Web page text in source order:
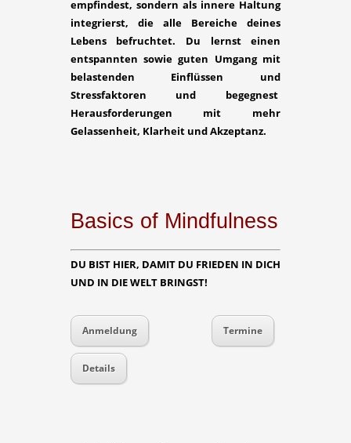
empfindest, sondern als innere Haltung
integrierst, die alle Bereiche deines
Lebens befruchtet. Du lernst einen
entspannten sowie guten Umgang mit
belastenden Einflüssen und
Stressfaktoren und begegnest
Herausforderungen mit mehr
Gelassenheit, Klarheit und Akzeptanz.
Basics of Mindfulness
DU BIST HIER, DAMIT DU FRIEDEN IN DICH
UND IN DIE WELT BRINGST!
Anmeldung Termine
Details